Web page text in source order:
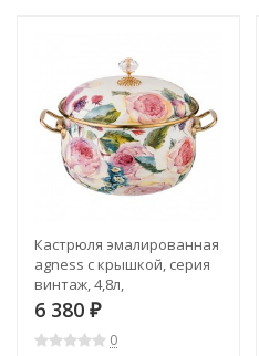
Кастрюля эмалированная
agness с крышкой, серия
винтаж, 4,8л,
диаметр=22см Agness
(950-024)
6 380 ₽
0